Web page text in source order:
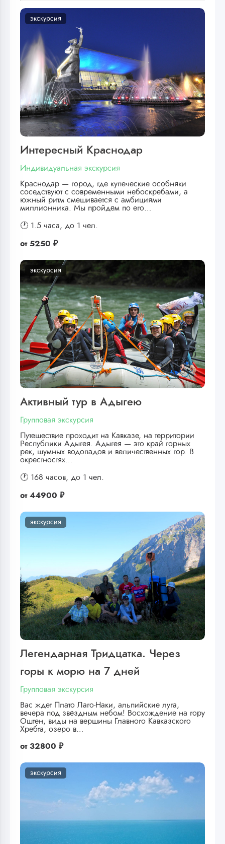
экскурсия
Интересный Краснодар
Индивидуальная экскурсия
Краснодар — город, где купеческие особняки
соседствуют с современными небоскрёбами, а
южный ритм смешивается с амбициями
миллионника. Мы пройдём по его…
🕐 1.5 часа, до 1 чел.
от 5250 ₽
экскурсия
Активный тур в Адыгею
Групповая экскурсия
Путешествие проходит на Кавказе, на территории
Республики Адыгея. Адыгея — это край горных
рек, шумных водопадов и величественных гор. В
окрестностях…
🕐 168 часов, до 1 чел.
от 44900 ₽
экскурсия
Легендарная Тридцатка. Через
горы к морю на 7 дней
Групповая экскурсия
Вас ждет Плато Лаго-Наки, альпийские луга,
вечера под звёздным небом! Восхождение на гору
Оштен, виды на вершины Главного Кавказского
Хребта, озеро в…
от 32800 ₽
экскурсия